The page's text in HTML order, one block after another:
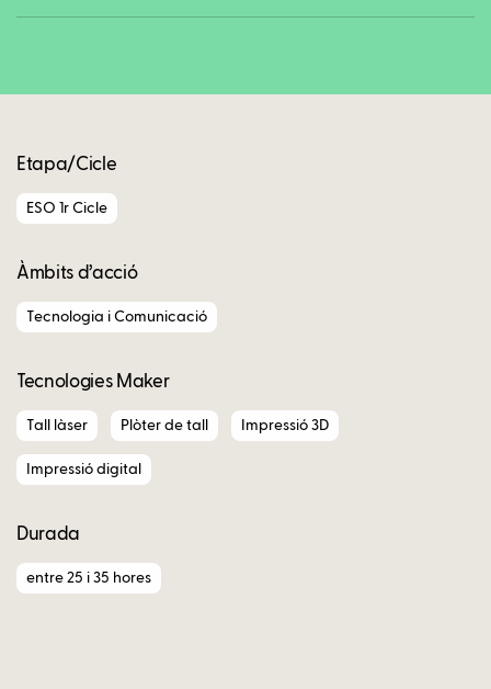
Etapa/Cicle
ESO 1r Cicle
Àmbits d’acció
Tecnologia i Comunicació
Tecnologies Maker
Tall làser Plòter de tall Impressió 3D
Impressió digital
Durada
entre 25 i 35 hores